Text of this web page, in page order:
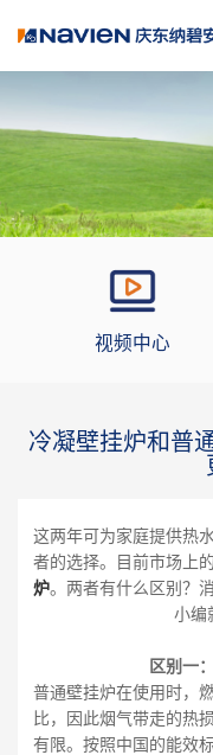
视频中心
冷凝壁挂炉和普
这两年可为家庭提供热
者的选择。目前市场上
炉。两者有什么区别？
小编
区别一
普通壁挂炉在使用时，
比，因此烟气带走的热
有限。按照中国的能效